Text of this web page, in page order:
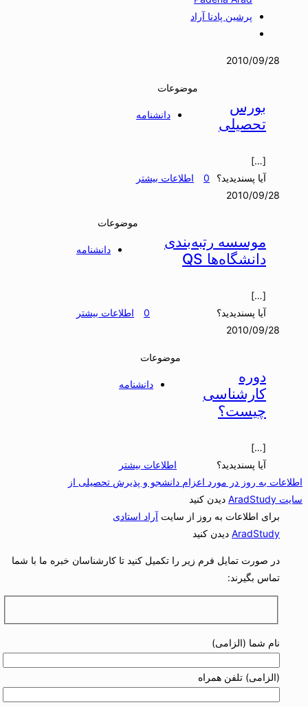
پرشین پادنا آراد
2010/09/28
موضوعات
دانشنامه
بورس
تحصیلی
[…]
آیا پسندیدید؟
0
اطلاعات بیشتر
2010/09/28
موضوعات
دانشنامه
موسسه رتبه‌بندی
دانشگاه‌ها QS
[…]
آیا پسندیدید؟
0
اطلاعات بیشتر
2010/09/28
موضوعات
دانشنامه
دوره
کارشناسی
چیست؟
[…]
آیا پسندیدید؟
اطلاعات بیشتر
اطلاعات به روز در مورد اعزام دانشجو و پذیرش تحصیلی از
سایت AradStudy
دیدن کنید
برای اطلاعات به روز از سایت آراد استادی
AradStudy دیدن کنید
در صورت تمایل فرم زیر را تکمیل کنید تا کارشناسان خبره ما با شما
تماس بگیرند:
نام شما (الزامی)
(الزامی) تلفن همراه